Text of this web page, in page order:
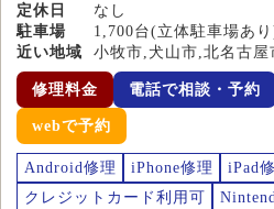
定休日
なし
駐車場
1,700台(立体駐車場あ
近い地域
小牧市,犬山市,北名古屋
修理料金 電話で相談・予約
webで予約
Android修理 iPhone修理
iPad
クレジットカード利用可